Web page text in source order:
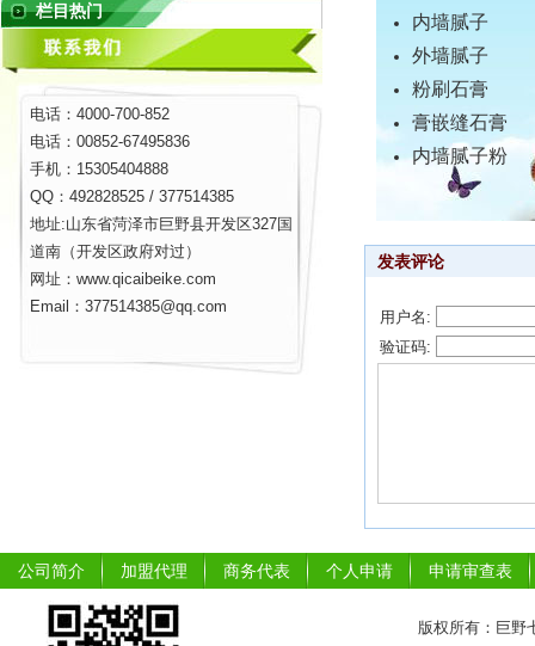
栏目热门
电话：4000-700-852
电话：00852-67495836
手机：15305404888
QQ：492828525 / 377514385
地址:山东省菏泽市巨野县开发区327国
道南（开发区政府对过）
网址：www.qicaibeike.com
Email：377514385@qq.com
内墙腻子
外墙腻子
粉刷石膏
膏嵌缝石膏
内墙腻子粉
发表评论
用户名:
验证码:
公司简介 加盟代理 商务代表 个人申请 申请审查表
版权所有：巨野